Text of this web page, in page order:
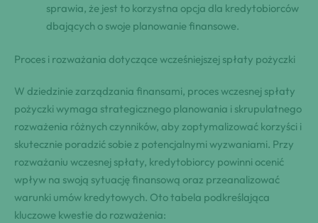
sprawia, że jest to korzystna opcja dla kredytobiorców
dbających o swoje planowanie finansowe.
Proces i rozważania dotyczące wcześniejszej spłaty pożyczki
W dziedzinie zarządzania finansami, proces wczesnej spłaty
pożyczki wymaga strategicznego planowania i skrupulatnego
rozważenia różnych czynników, aby zoptymalizować korzyści i
skutecznie poradzić sobie z potencjalnymi wyzwaniami. Przy
rozważaniu wczesnej spłaty, kredytobiorcy powinni ocenić
wpływ na swoją sytuację finansową oraz przeanalizować
warunki umów kredytowych. Oto tabela podkreślająca
kluczowe kwestie do rozważenia: